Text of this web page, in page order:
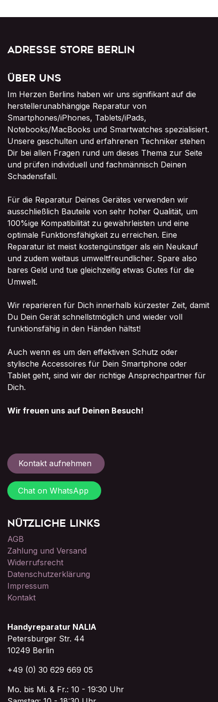
Adresse Store Berlin
Über uns
Im Herzen Berlins haben wir uns signifikant auf die
herstellerunabhängige Reparatur von
Smartphones/iPhones, Tablets/iPads,
Notebooks/MacBooks und Smartwatches spezialisiert.
Unsere geschulten und erfahrenen Techniker stehen
Dir bei allen Fragen rund um dieses Thema zur Seite
und prüfen individuell und fachmännisch Deinen
Schadensfall.
Für die Reparatur Deines Gerätes verwenden wir
ausschließlich Bauteile von sehr hoher Qualität, um
100%ige Kompatibilität zu gewährleisten und eine
optimale Funktionsfähigkeit zu erreichen. Eine
Reparatur ist meist kostengünstiger als ein Neukauf
und zudem weitaus umweltfreundlicher. Spare also
bares Geld und tue gleichzeitig etwas Gutes für die
Umwelt.
Wir reparieren für Dich innerhalb kürzester Zeit, damit
Du Dein Gerät schnellstmöglich und wieder voll
funktionsfähig in den Händen hältst!
Auch wenn es um den effektiven Schutz oder
stylische Accessoires für Dein Smartphone oder
Tablet geht, sind wir der richtige Ansprechpartner für
Dich.
Wir freuen uns auf Deinen Besuch!
Kontakt aufnehmen
Chat on WhatsApp
Nützliche Links
AGB
Zahlung und Versand
Widerrufsrecht
Datenschutzerklärung
Impressum
Kontakt
Handyreparatur NALIA
Petersburger Str. 44
10249 Berlin
+49 (0) 30 629 669 05
Mo. bis Mi. & Fr.: 10 - 19:30 Uhr